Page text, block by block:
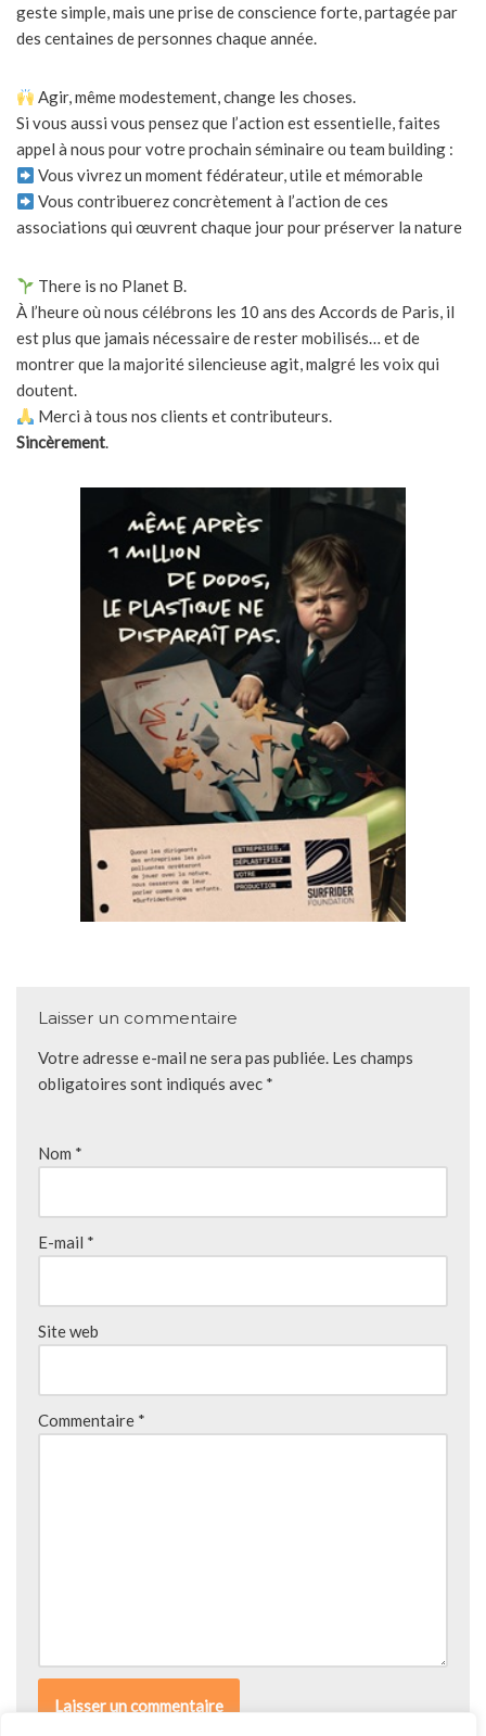
geste simple, mais une prise de conscience forte, partagée par
des centaines de personnes chaque année.
Agir, même modestement, change les choses.
Si vous aussi vous pensez que l’action est essentielle, faites
appel à nous pour votre prochain séminaire ou team building :
Vous vivrez un moment fédérateur, utile et mémorable
Vous contribuerez concrètement à l’action de ces
associations qui œuvrent chaque jour pour préserver la nature
There is no Planet B.
À l’heure où nous célébrons les 10 ans des Accords de Paris, il
est plus que jamais nécessaire de rester mobilisés… et de
montrer que la majorité silencieuse agit, malgré les voix qui
doutent.
Merci à tous nos clients et contributeurs.
Sincèrement.
Laisser un commentaire
Votre adresse e-mail ne sera pas publiée. Les champs
obligatoires sont indiqués avec *
Nom *
E-mail *
Site web
Commentaire *